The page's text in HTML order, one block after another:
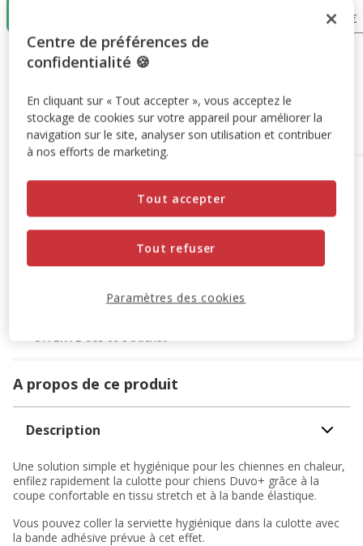
12.99€
Prix 10.99€
10.99€
Ajouter au panier
Options de livraison Détails livraison
Retrait en magasin
Disponible
OFFERT
Livraison dans 72h offert dès 69€ d'achat
Livraison à domicile
OFFERTE dès 69€ d’achat
A propos de ce produit
Description
Une solution simple et hygiénique pour les chiennes en chaleur,
enfilez rapidement la culotte pour chiens Duvo+ grâce à la
coupe confortable en tissu stretch et à la bande élastique.
Vous pouvez coller la serviette hygiénique dans la culotte avec
la bande adhésive prévue à cet effet.
Centre de préférences de
confidentialité 🍪
En cliquant sur « Tout accepter », vous acceptez le
stockage de cookies sur votre appareil pour améliorer la
navigation sur le site, analyser son utilisation et contribuer
à nos efforts de marketing.
Tout refuser
Tout accepter
Paramètres des cookies